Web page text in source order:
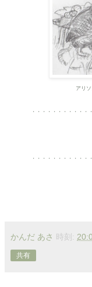
アリ
・・・・・・・・・・・
・・・・・・・・・・・
かんだ あさ 時刻:
共有